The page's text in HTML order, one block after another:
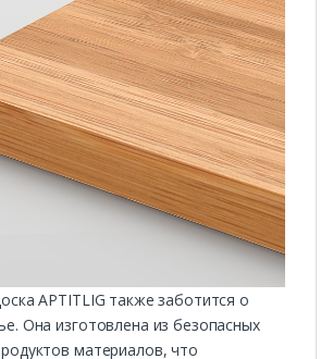
APTITLIG также заботится о
Она изготовлена из безопасных
материалов, что